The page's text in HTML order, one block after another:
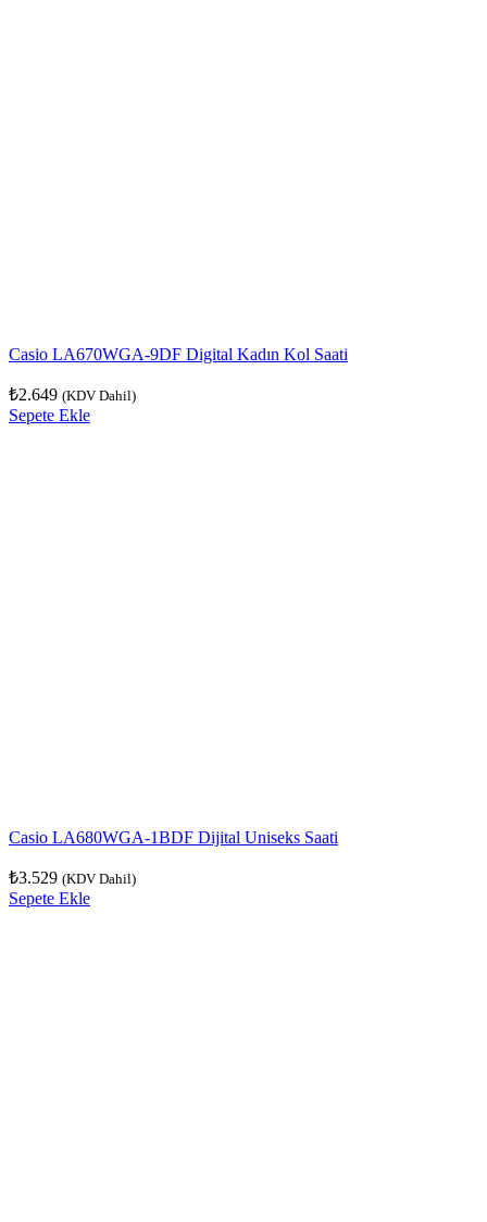
Casio LA670WGA-9DF Digital Kadın Kol Saati
₺2.649 (KDV Dahil)
Sepete Ekle
Casio LA680WGA-1BDF Dijital Uniseks Saati
₺3.529 (KDV Dahil)
Sepete Ekle